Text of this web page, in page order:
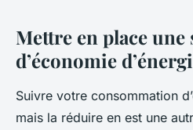
Mettre en place une
d’économie
Suivre votre consommation
mais la réduire en est une